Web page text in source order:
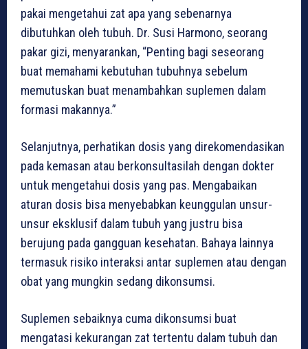
pakai mengetahui zat apa yang sebenarnya
dibutuhkan oleh tubuh. Dr. Susi Harmono, seorang
pakar gizi, menyarankan, “Penting bagi seseorang
buat memahami kebutuhan tubuhnya sebelum
memutuskan buat menambahkan suplemen dalam
formasi makannya.”
Selanjutnya, perhatikan dosis yang direkomendasikan
pada kemasan atau berkonsultasilah dengan dokter
untuk mengetahui dosis yang pas. Mengabaikan
aturan dosis bisa menyebabkan keunggulan unsur-
unsur eksklusif dalam tubuh yang justru bisa
berujung pada gangguan kesehatan. Bahaya lainnya
termasuk risiko interaksi antar suplemen atau dengan
obat yang mungkin sedang dikonsumsi.
Suplemen sebaiknya cuma dikonsumsi buat
mengatasi kekurangan zat tertentu dalam tubuh dan